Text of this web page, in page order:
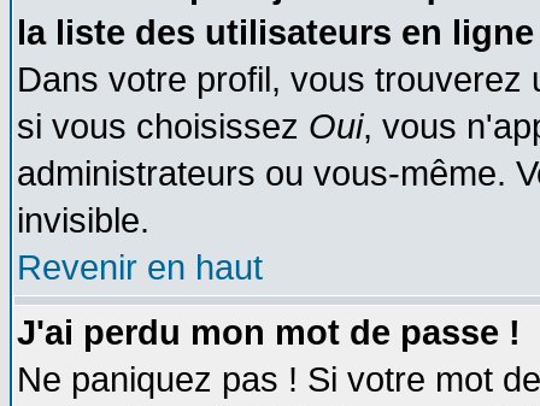
la liste des utilisateurs en
Dans votre profil, vous trouverez
si vous choisissez Oui, vous
administrateurs ou vous-même.
invisible.
Revenir en haut
J'ai perdu mon mot de passe !
Ne paniquez pas ! Si votre mot